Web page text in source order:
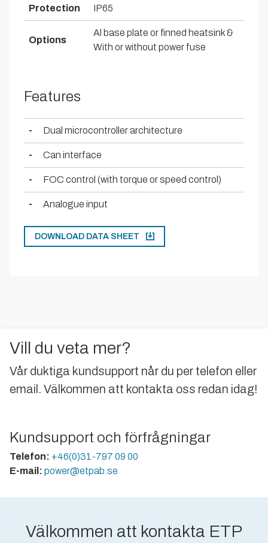
Protection IP65
Options
Al base plate or finned heatsink &
With or without power fuse
Features
- Dual microcontroller architecture
- Can interface
- FOC control (with torque or speed control)
- Analogue input
DOWNLOAD DATA SHEET
Vill du veta mer?
Vår duktiga kundsupport når du per telefon eller
email. Välkommen att kontakta oss redan idag!
Kundsupport och förfrågningar
Telefon: +46(0)31-797 09 00
E-mail: power@etpab.se
Välkommen att kontakta ETP